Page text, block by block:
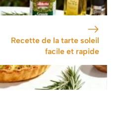
Recette de la tarte soleil
facile et rapide